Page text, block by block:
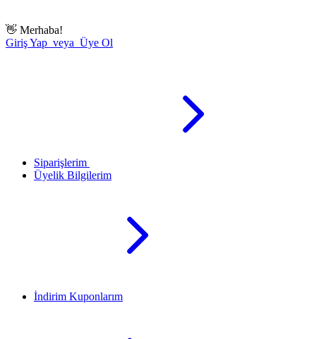
👋 Merhaba!
Giriş Yap veya Üye Ol
Siparişlerim
Üyelik Bilgilerim
İndirim Kuponlarım